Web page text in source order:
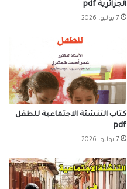
الجزائرية pdf
7 يوليو، 2026
كتاب التنشئة الاجتماعية للطفل
pdf
7 يوليو، 2026